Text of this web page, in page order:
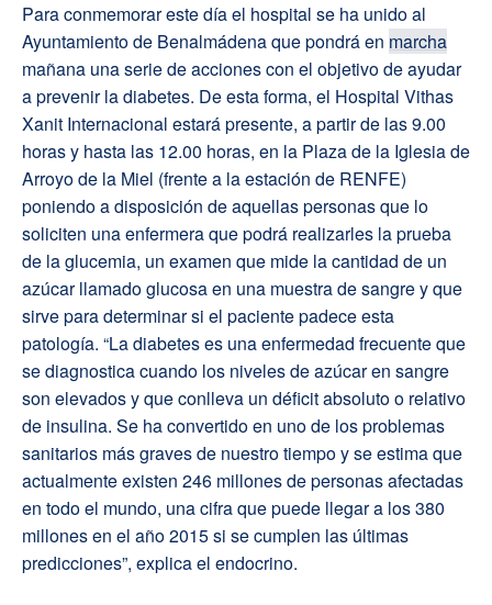
Para conmemorar este día el hospital se ha unido al
Ayuntamiento de Benalmádena que pondrá en marcha
mañana una serie de acciones con el objetivo de ayudar
a prevenir la diabetes. De esta forma, el Hospital Vithas
Xanit Internacional estará presente, a partir de las 9.00
horas y hasta las 12.00 horas, en la Plaza de la Iglesia de
Arroyo de la Miel (frente a la estación de RENFE)
poniendo a disposición de aquellas personas que lo
soliciten una enfermera que podrá realizarles la prueba
de la glucemia, un examen que mide la cantidad de un
azúcar llamado glucosa en una muestra de sangre y que
sirve para determinar si el paciente padece esta
patología. “La diabetes es una enfermedad frecuente que
se diagnostica cuando los niveles de azúcar en sangre
son elevados y que conlleva un déficit absoluto o relativo
de insulina. Se ha convertido en uno de los problemas
sanitarios más graves de nuestro tiempo y se estima que
actualmente existen 246 millones de personas afectadas
en todo el mundo, una cifra que puede llegar a los 380
millones en el año 2015 si se cumplen las últimas
predicciones”, explica el endocrino.